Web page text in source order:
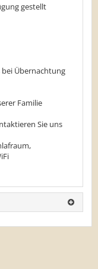
gestellt
Übernachtung
Familie
Sie uns